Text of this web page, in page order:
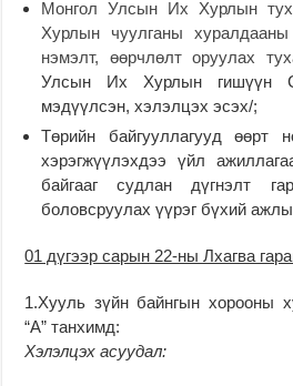
Монгол Улсын Их Хурлын
Хурлын чуулганы
нэмэлт, өөрчлөлт оруулах
Улсын Их Хурлын гишүүн
мэдүүлсэн, хэлэлцэх эсэх/;
Төрийн байгууллагууд өөрт
хэрэгжүүлэхдээ үйл
байгааг судлан дүгнэлт
боловсруулах үүрэг бүхий
01 дүгээр сарын 22-ны Лхагва
1.Хууль зүйн байнгын хорооны
“А” танхимд:
Хэлэлцэх асуудал: